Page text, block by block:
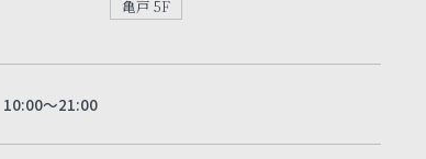
亀戸 5F
10:00～21:00